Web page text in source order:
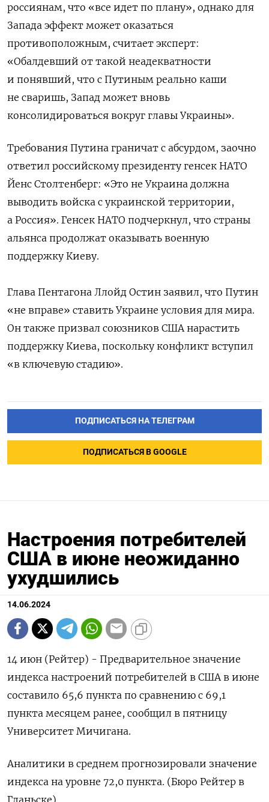
россиянам, что «все идет по плану», однако для
Запада эффект может оказаться
противоположным, считает эксперт:
«Обалдевший от такой неадекватности
и понявший, что с Путиным реально каши
не сваришь, Запад может вновь
консолидироваться вокруг главы Украины».
Требования Путина граничат с абсурдом, заочно
ответил российскому президенту генсек НАТО
Йенс Столтенберг: «Это не Украина должна
выводить войска с украинской территории,
а Россия». Генсек НАТО подчеркнул, что страны
альянса продолжат оказывать военную
поддержку Киеву.
Глава Пентагона Ллойд Остин заявил, что Путин
«не вправе» ставить Украине условия для мира.
Он также призвал союзников США нарастить
поддержку Киева, поскольку конфликт вступил
«в ключевую стадию».
ПОДПИСАТЬСЯ НА ТЕЛЕГРАМ
ПОДПИСАТЬСЯ В GOOGLE
Настроения потребителей
США в июне неожиданно
ухудшились
14.06.2024
14 июн (Рейтер) - Предварительное значение
индекса настроений потребителей в США в июне
составило 65,6 пункта по сравнению с 69,1
пункта месяцем ранее, сообщил в пятницу
Университет Мичигана.
Аналитики в среднем прогнозировали значение
индекса на уровне 72,0 пункта. (Бюро Рейтер в
Гданьске)